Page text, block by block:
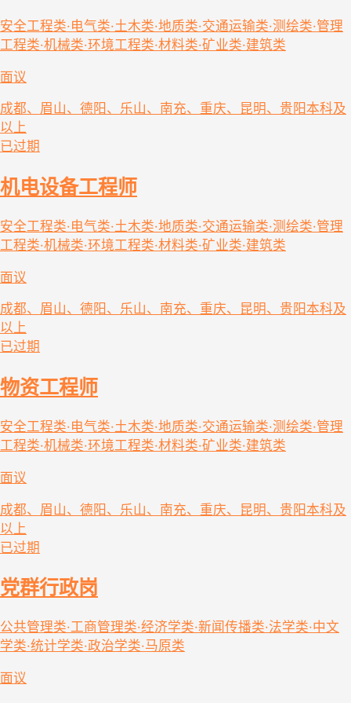
安全工程类·电气类·土木类·地质类·交通运输类·测绘类·管理
工程类·机械类·环境工程类·材料类·矿业类·建筑类
面议
成都、眉山、德阳、乐山、南充、重庆、昆明、贵阳本科及
以上
已过期
机电设备工程师
安全工程类·电气类·土木类·地质类·交通运输类·测绘类·管理
工程类·机械类·环境工程类·材料类·矿业类·建筑类
面议
成都、眉山、德阳、乐山、南充、重庆、昆明、贵阳本科及
以上
已过期
物资工程师
安全工程类·电气类·土木类·地质类·交通运输类·测绘类·管理
工程类·机械类·环境工程类·材料类·矿业类·建筑类
面议
成都、眉山、德阳、乐山、南充、重庆、昆明、贵阳本科及
以上
已过期
党群行政岗
公共管理类·工商管理类·经济学类·新闻传播类·法学类·中文
学类·统计学类·政治学类·马原类
面议